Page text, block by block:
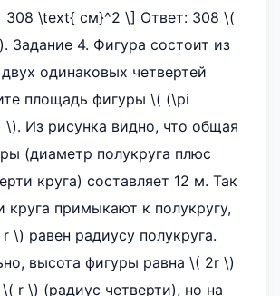
308 \text{ см}^2 \] Ответ: 308 \(
Задание 4. Фигура состоит из
одинаковых четвертей
площадь фигуры \( (\pi
\). Из рисунка видно, что общая
(диаметр полукруга плюс
круга) составляет 12 м. Так
круга примыкают к полукругу,
\) равен радиусу полукруга.
высота фигуры равна \( 2r \)
r \) (радиус четверти), но на